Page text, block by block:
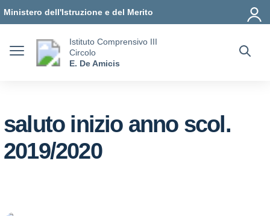
Ministero dell'Istruzione e del Merito
Istituto Comprensivo III
Circolo
E. De Amicis
saluto inizio anno scol.
2019/2020